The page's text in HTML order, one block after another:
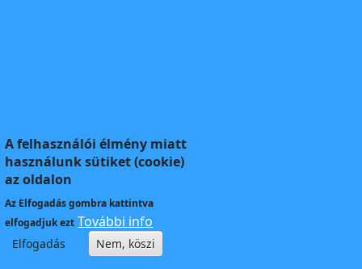
A felhasználói élmény miatt
használunk sütiket (cookie)
az oldalon
Az Elfogadásgombra kattintva
elfogadjuk ezt További info
Elfogadás Nem, köszi